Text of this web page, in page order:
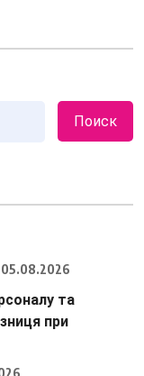
Поиск
05.08.2026
та
при